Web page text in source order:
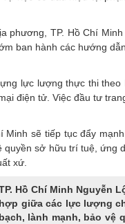
phương, TP. Hồ Chí
ban hành các hướng
lực lượng thực thi
điện tử. Việc đầu tư
Minh sẽ tiếp tục đẩy
sở hữu trí tuệ, ứng
xứ.
Hồ Chí Minh
giữa các lực lượng
lành mạnh, bảo